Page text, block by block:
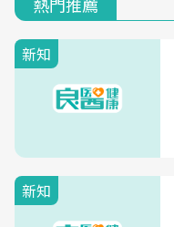
新知
新知